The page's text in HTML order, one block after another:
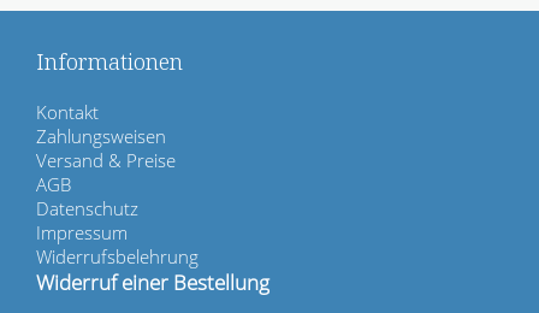
Informationen
N
a
v
i
g
a
t
i
Kontakt
Zahlungsweisen
Versand & Preise
AGB
Datenschutz
Impressum
Widerrufsbelehrung
Widerruf einer Bestellung